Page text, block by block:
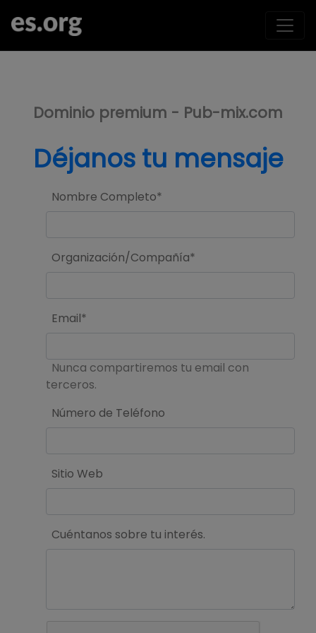
Dominio premium - Pub-mix.com
Déjanos tu mensaje
Nombre Completo*
Organización/Compañía*
Email*
Nunca compartiremos tu email con
terceros.
Número de Teléfono
Sitio Web
Cuéntanos sobre tu interés.